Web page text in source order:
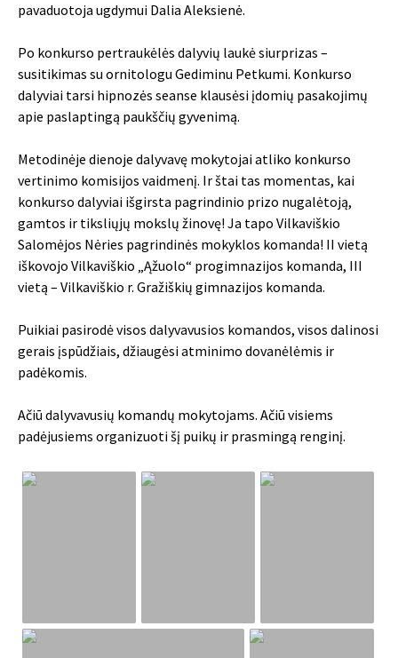
pavaduotoja ugdymui Dalia Aleksienė.
Po konkurso pertraukėlės dalyvių laukė siurprizas –
susitikimas su ornitologu Gediminu Petkumi. Konkurso
dalyviai tarsi hipnozės seanse klausėsi įdomių pasakojimų
apie paslaptingą paukščių gyvenimą.
Metodinėje dienoje dalyvavę mokytojai atliko konkurso
vertinimo komisijos vaidmenį. Ir štai tas momentas, kai
konkurso dalyviai išgirsta pagrindinio prizo nugalėtoją,
gamtos ir tiksliųjų mokslų žinovę! Ja tapo Vilkaviškio
Salomėjos Nėries pagrindinės mokyklos komanda! II vietą
iškovojo Vilkaviškio „Ąžuolo“ progimnazijos komanda, III
vietą – Vilkaviškio r. Gražiškių gimnazijos komanda.
Puikiai pasirodė visos dalyvavusios komandos, visos dalinosi
gerais įspūdžiais, džiaugėsi atminimo dovanėlėmis ir
padėkomis.
Ačiū dalyvavusių komandų mokytojams. Ačiū visiems
padėjusiems organizuoti šį puikų ir prasmingą renginį.